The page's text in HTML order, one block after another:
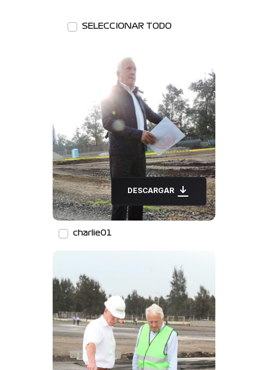
SELECCIONAR TODO
DESCARGAR
charlie01